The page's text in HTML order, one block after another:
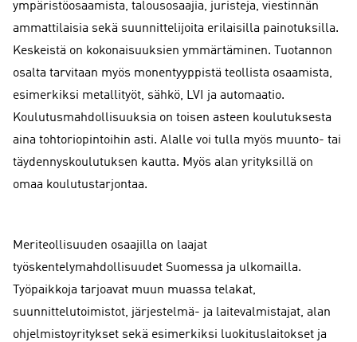
ympäristöosaamista, talousosaajia, juristeja, viestinnän
ammattilaisia sekä suunnittelijoita erilaisilla painotuksilla.
Keskeistä on kokonaisuuksien ymmärtäminen. Tuotannon
osalta tarvitaan myös monentyyppistä teollista osaamista,
esimerkiksi metallityöt, sähkö, LVI ja automaatio.
Koulutusmahdollisuuksia on toisen asteen koulutuksesta
aina tohtoriopintoihin asti. Alalle voi tulla myös muunto- tai
täydennyskoulutuksen kautta. Myös alan yrityksillä on
omaa koulutustarjontaa.
Meriteollisuuden osaajilla on laajat
työskentelymahdollisuudet Suomessa ja ulkomailla.
Työpaikkoja tarjoavat muun muassa telakat,
suunnittelutoimistot, järjestelmä- ja laitevalmistajat, alan
ohjelmistoyritykset sekä esimerkiksi luokituslaitokset ja